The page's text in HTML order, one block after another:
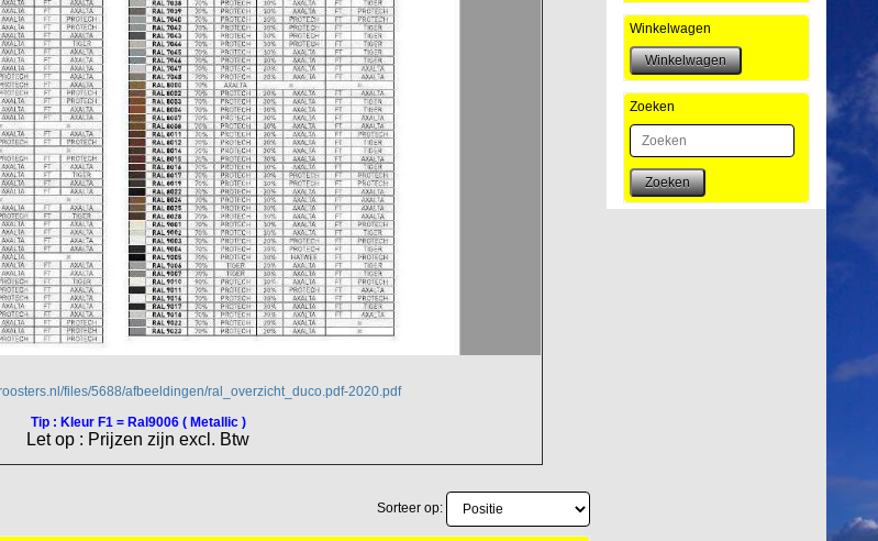
files/5688/afbeeldingen/ral_overzicht_duco.pdf-2020.pdf
Tip : Kleur F1 = Ral9006 ( Metallic )
Let op : Prijzen zijn excl. Btw
Sorteer op:
Winkelwagen
Zoeken
Zoeken